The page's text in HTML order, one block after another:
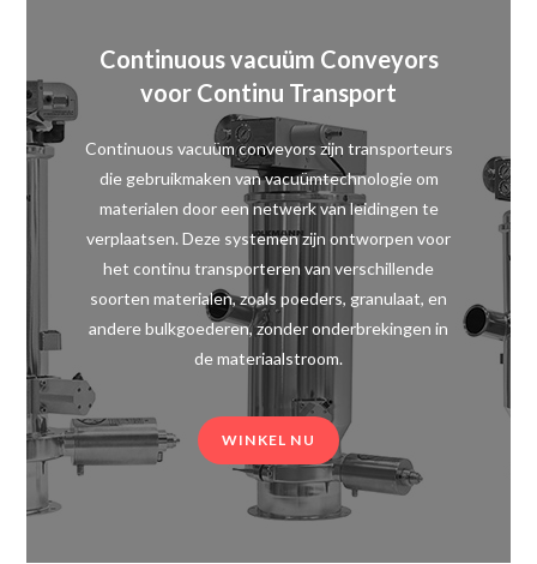
Continuous vacuüm Conveyors
voor Continu Transport
Continuous vacuüm conveyors zijn transporteurs
die gebruikmaken van vacuümtechnologie om
materialen door een netwerk van leidingen te
verplaatsen. Deze systemen zijn ontworpen voor
het continu transporteren van verschillende
soorten materialen, zoals poeders, granulaat, en
andere bulkgoederen, zonder onderbrekingen in
de materiaalstroom.
WINKEL NU